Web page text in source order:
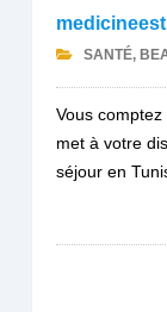
SANTÉ,
Vous
met à votre
séjour en